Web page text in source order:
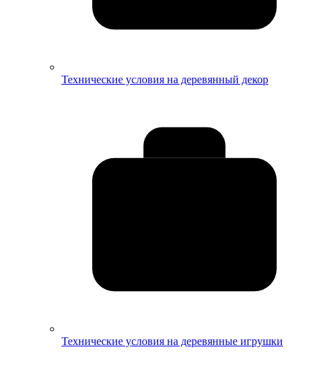
Технические условия на деревянный декор
Технические условия на деревянные игрушки